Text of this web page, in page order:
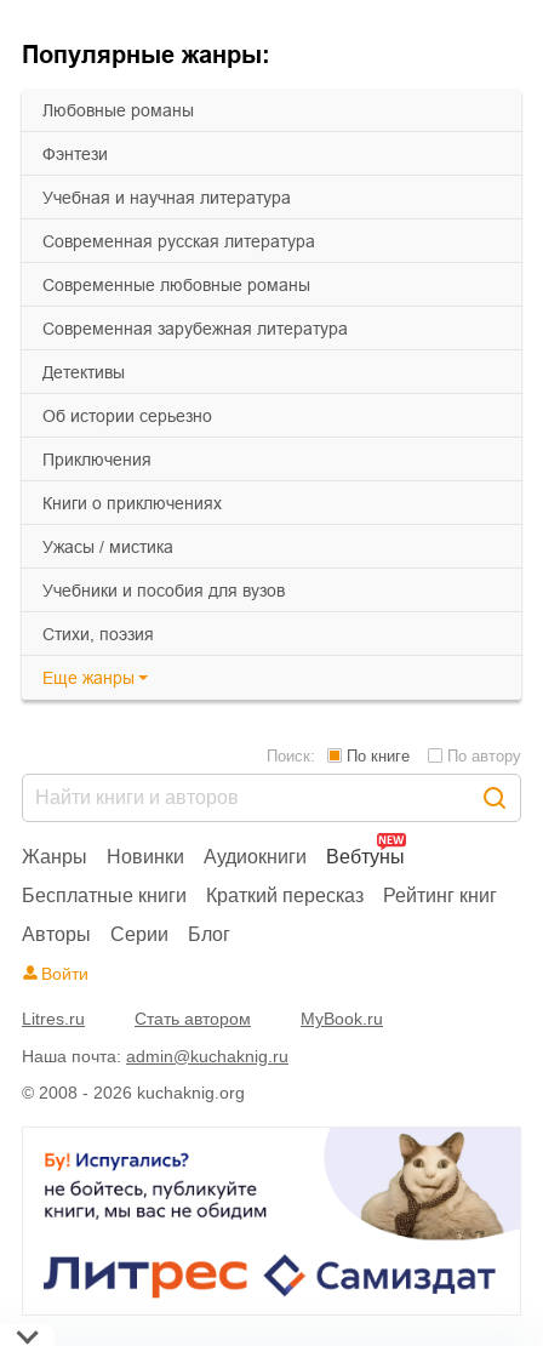
Популярные жанры:
любовные романы
фэнтези
учебная и научная литература
современная русская литература
современные любовные романы
современная зарубежная литература
детективы
об истории серьезно
приключения
книги о приключениях
ужасы / мистика
учебники и пособия для вузов
cтихи, поэзия
Еще жанры
© 2008 - 2026 kuchaknig.org
Жанры Новинки Аудиокниги
Вебтуны
Бесплатные книги
Краткий пересказ
Рейтинг книг
Авторы
Серии Блог
Поиск: По книге По автору
Войти
Litres.ru Стать автором
MyBook.ru
Наша почта: admin@kuchaknig.ru